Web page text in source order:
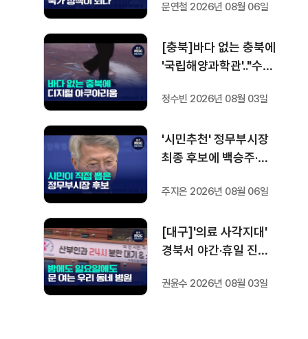
문연철 2026년 08월 06일
[충북]바다 없는 충북에
'국립해양과학관'.."수족
리움"
정수빈 2026년 08월 03일
'시민추천' 정무부시장
최종 후보에 백승주·윤
주지은 2026년 08월 06일
[대구]'의료 사각지대'
경북서 야간·휴일 진료
권윤수 2026년 08월 03일